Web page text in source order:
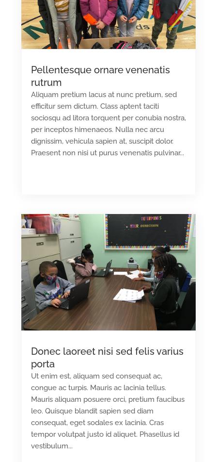
Pellentesque ornare venenatis
rutrum
Aliquam pretium lacus at nunc pretium, sed
efficitur sem dictum. Class aptent taciti
sociosqu ad litora torquent per conubia nostra,
per inceptos himenaeos. Nulla nec arcu
dignissim, vehicula sapien at, suscipit dolor.
Praesent non nisi ut purus venenatis pulvinar...
Donec laoreet nisi sed felis varius
porta
Ut enim est, aliquam sed consequat ac,
congue ac turpis. Mauris ac lacinia tellus.
Mauris aliquam posuere orci, pretium faucibus
leo. Quisque blandit sapien sed diam
consequat, eget sodales ex lacinia. Cras
tempor volutpat justo id aliquet. Phasellus id
vestibulum...